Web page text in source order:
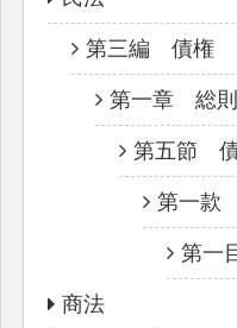
第三編 債権
第一章 総則
第五節
第一款
第一
商法